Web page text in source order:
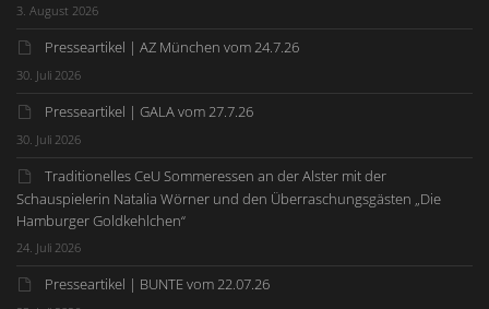
3. August 2026
Presseartikel | AZ München vom 24.7.26
30. Juli 2026
Presseartikel | GALA vom 27.7.26
30. Juli 2026
Traditionelles CeU Sommeressen an der Alster mit der
Schauspielerin Natalia Wörner und den Überraschungsgästen „Die
Hamburger Goldkehlchen“
24. Juli 2026
Presseartikel | BUNTE vom 22.07.26